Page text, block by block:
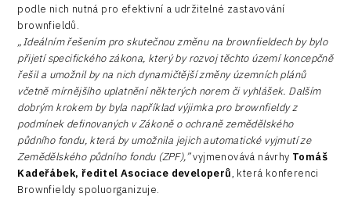
podle nich nutná pro efektivní a udržitelné zastavování
brownfieldů.
„Ideálním řešením pro skutečnou změnu na brownfieldech by bylo
přijetí specifického zákona, který by rozvoj těchto území koncepčně
řešil a umožnil by na nich dynamičtější změny územních plánů
včetně mírnějšího uplatnění některých norem či vyhlášek. Dalším
dobrým krokem by byla například výjimka pro brownfieldy z
podmínek definovaných v Zákoně o ochraně zemědělského
půdního fondu, která by umožnila jejich automatické vyjmutí ze
Zemědělského půdního fondu (ZPF),”vyjmenovává návrhy Tomáš
Kadeřábek, ředitel Asociace developerů, která konferenci
Brownfieldy spoluorganizuje.